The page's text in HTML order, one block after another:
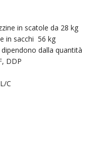
in scatole da 28 kg
sacchi 56 kg
dalla quantità
DDP
C